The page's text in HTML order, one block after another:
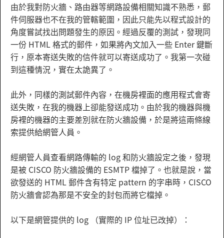
由於我對防火牆、路由器等網路設備相關知識不熟悉，郵
件伺服器也不在我的管轄範圍，因此只能先以程式設計的
角度嘗試找出問題發生的原因。經過反覆的測試，發現同
一份 HTML 格式的郵件，如果將內文加入一些 Enter 鍵斷
行，原本寄送失敗的信件就可以寄送成功了。我第一次碰
到這種情況，實在太詭異了。
此外，同樣的測試郵件內容，在機房裡面的應用程式會寄
送失敗，在我的機器上卻能發送成功。由於我的機器與機
房裡的機器的主要差別就在防火牆設備，於是將這兩條線
索提供給網管人員。
經網管人員查看網路傳輸的 log 和防火牆設定之後，發現
是被 CISCO 防火牆設備的 ESMTP 檔掉了。也就是說，當
欲發送的 HTML 郵件含有特定 pattern 的字串時，CISCO
防火牆會認為那是不安全的封包而將它檔掉。
以下是網管提供的 log （實際的 IP 位址已改掉）：